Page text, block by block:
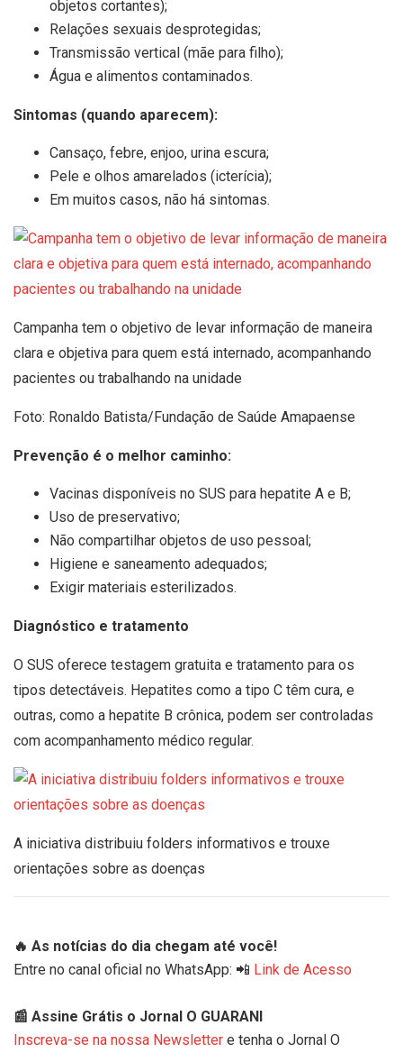
objetos cortantes);
Relações sexuais desprotegidas;
Transmissão vertical (mãe para filho);
Água e alimentos contaminados.
Sintomas (quando aparecem):
Cansaço, febre, enjoo, urina escura;
Pele e olhos amarelados (icterícia);
Em muitos casos, não há sintomas.
Campanha tem o objetivo de levar informação de maneira
clara e objetiva para quem está internado, acompanhando
pacientes ou trabalhando na unidade
Foto: Ronaldo Batista/Fundação de Saúde Amapaense
Prevenção é o melhor caminho:
Vacinas disponíveis no SUS para hepatite A e B;
Uso de preservativo;
Não compartilhar objetos de uso pessoal;
Higiene e saneamento adequados;
Exigir materiais esterilizados.
Diagnóstico e tratamento
O SUS oferece testagem gratuita e tratamento para os
tipos detectáveis. Hepatites como a tipo C têm cura, e
outras, como a hepatite B crônica, podem ser controladas
com acompanhamento médico regular.
A iniciativa distribuiu folders informativos e trouxe
orientações sobre as doenças
🔥 As notícias do dia chegam até você!
Entre no canal oficial no WhatsApp: 📲 Link de Acesso
📰 Assine Grátis o Jornal O GUARANI
Inscreva-se na nossa Newsletter e tenha o Jornal O